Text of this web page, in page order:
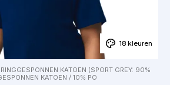
18 kleuren
KATOEN (SPORT GREY: 90%
KATOEN / 10% PO